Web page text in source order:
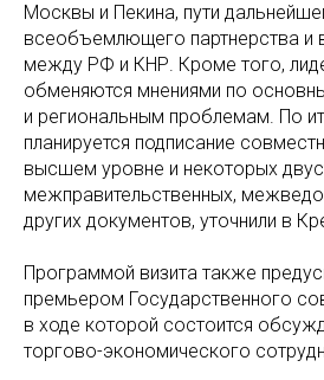
Москвы и Пекина, пути
всеобъемлющего партнерства и
между РФ и КНР. Кроме того,
обменяются мнениями по
и региональным проблемам. По
планируется подписание
высшем уровне и некоторых
межправительственных,
других документов, уточнили в
Программой визита также
премьером Государственного
в ходе которой состоится
торгово-экономического